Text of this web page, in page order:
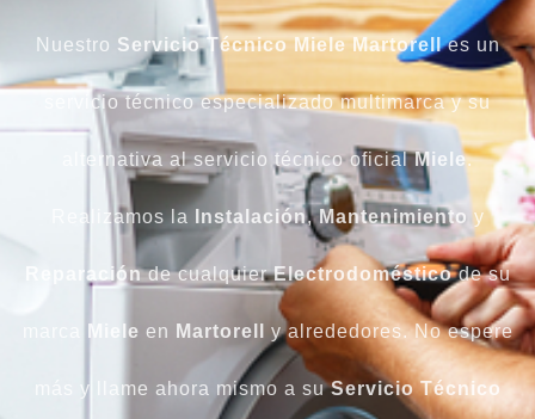
Nuestro Servicio Técnico Miele Martorelles un
servicio técnico especializado multimarca y su
alternativa al servicio técnico oficialMiele.
Realizamos la Instalación,Mantenimiento y
Reparaciónde cualquierElectrodomésticode su
Miele en Martorell y alrededores. No espere
más y llame ahora mismo a suServicio Técnico